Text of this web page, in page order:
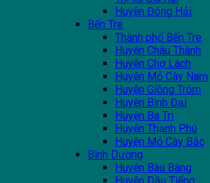
Huyện Đông Hải
Bến Tre
Thành phố Bến Tre
Huyện Châu Thành
Huyện Chợ Lách
Huyện Mỏ Cày Nam
Huyện Giồng Trôm
Huyện Bình Đại
Huyện Ba Tri
Huyện Thạnh Phú
Huyện Mỏ Cày Bắc
Bình Dương
Huyện Bàu Bàng